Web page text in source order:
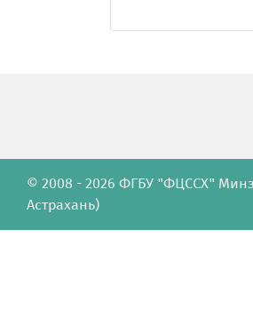
© 2008 - 2026 ФГБУ "ФЦССХ"
Астрахань)